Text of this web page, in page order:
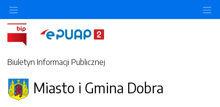
Biuletyn Informacji Publicznej
Miasto i Gmina Dobra